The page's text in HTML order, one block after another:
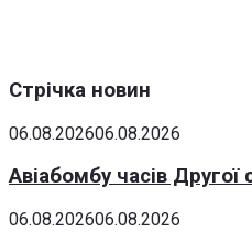
Стрічка новин
06.08.202606.08.2026
Авіабомбу часів Другої
06.08.202606.08.2026